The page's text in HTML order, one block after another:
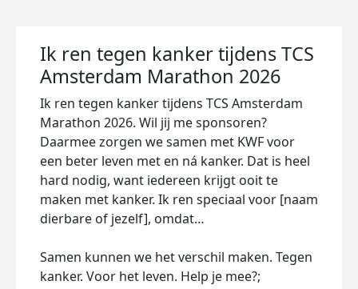
Ik ren tegen kanker tijdens TCS
Amsterdam Marathon 2026
Ik ren tegen kanker tijdens TCS Amsterdam
Marathon 2026. Wil jij me sponsoren?
Daarmee zorgen we samen met KWF voor
een beter leven met en ná kanker. Dat is heel
hard nodig, want iedereen krijgt ooit te
maken met kanker. Ik ren speciaal voor [naam
dierbare of jezelf], omdat…
Samen kunnen we het verschil maken. Tegen
kanker. Voor het leven. Help je mee?;